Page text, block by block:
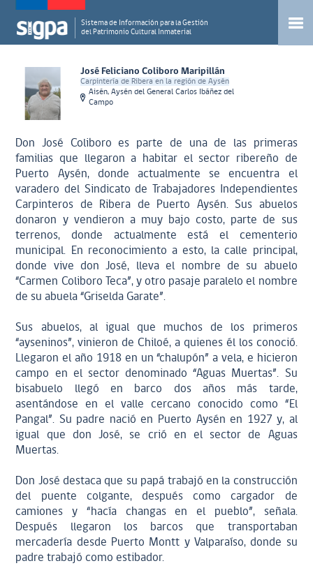
Sistema de Información para la Gestión
del Patrimonio Cultural Inmaterial
José Feliciano Coliboro Maripillán
Carpintería de Ribera en la región de Aysén
Aisén, Aysén del General Carlos Ibáñez del
Campo
Don José Coliboro es parte de una de las primeras
familias que llegaron a habitar el sector ribereño de
Puerto Aysén, donde actualmente se encuentra el
varadero del Sindicato de Trabajadores Independientes
Carpinteros de Ribera de Puerto Aysén. Sus abuelos
donaron y vendieron a muy bajo costo, parte de sus
terrenos, donde actualmente está el cementerio
municipal. En reconocimiento a esto, la calle principal,
donde vive don José, lleva el nombre de su abuelo
“Carmen Coliboro Teca”, y otro pasaje paralelo el nombre
de su abuela “Griselda Garate”.
Sus abuelos, al igual que muchos de los primeros
“ayseninos”, vinieron de Chiloé, a quienes él los conoció.
Llegaron el año 1918 en un “chalupón” a vela, e hicieron
campo en el sector denominado “Aguas Muertas”. Su
bisabuelo llegó en barco dos años más tarde,
asentándose en el valle cercano conocido como “El
Pangal”. Su padre nació en Puerto Aysén en 1927 y, al
igual que don José, se crió en el sector de Aguas
Muertas.
Don José destaca que su papá trabajó en la construcción
del puente colgante, después como cargador de
camiones y “hacía changas en el pueblo”, señala.
Después llegaron los barcos que transportaban
mercadería desde Puerto Montt y Valparaíso, donde su
padre trabajó como estibador.